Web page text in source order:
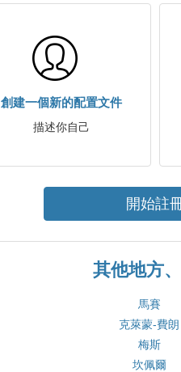
創建一個新的配置文件
描述你自己
開始註
其他地方
馬賽
克萊蒙-費朗
梅斯
坎佩爾